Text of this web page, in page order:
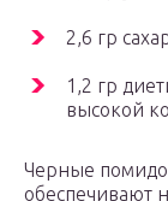
2,6 гр
1,2 гр
высокой
Черные
обеспечивают